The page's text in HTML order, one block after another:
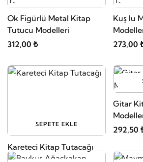
Ok Figürlü Metal Kitap
Tutucu Modelleri
312,00 ₺
Kuş lu
273,00
SEPETE EKLE
Kareteci Kitap Tutacağı
Gitar
292,50